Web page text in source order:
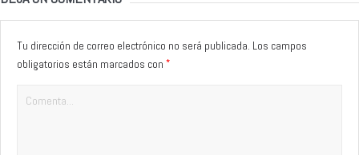
Tu dirección de correo electrónico no será publicada. Los campos
obligatorios están marcados con *